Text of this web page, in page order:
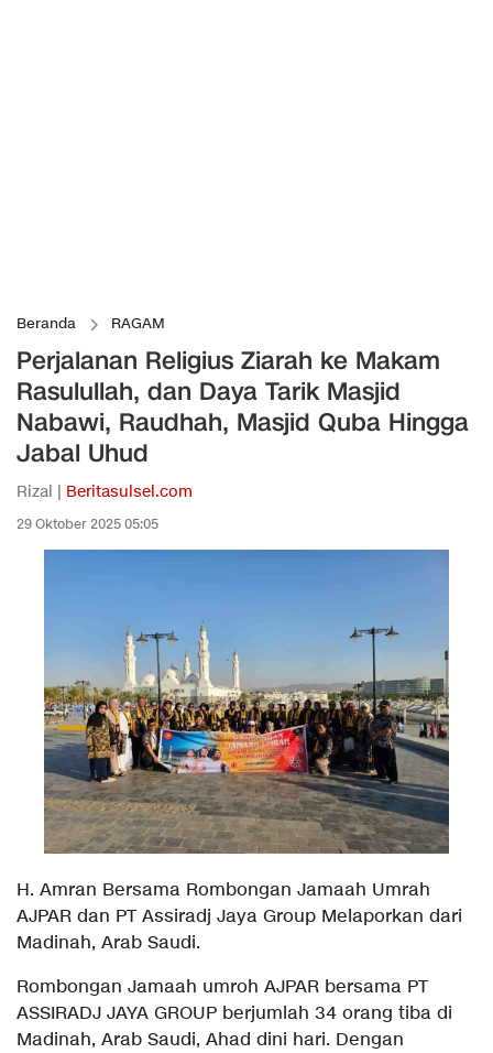
Beranda RAGAM
Perjalanan Religius Ziarah ke Makam
Rasulullah, dan Daya Tarik Masjid
Nabawi, Raudhah, Masjid Quba Hingga
Jabal Uhud
Rizal | Beritasulsel.com
29 Oktober 2025 05:05
H. Amran Bersama Rombongan Jamaah Umrah
AJPAR dan PT Assiradj Jaya Group Melaporkan dari
Madinah, Arab Saudi.
Rombongan Jamaah umroh AJPAR bersama PT
ASSIRADJ JAYA GROUP berjumlah 34 orang tiba di
Madinah, Arab Saudi, Ahad dini hari. Dengan